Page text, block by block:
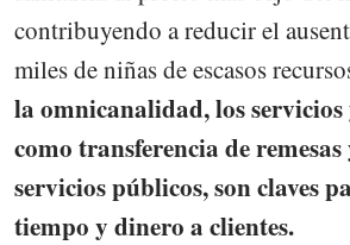
contribuyendo a reducir el
miles de niñas de escasos
la omnicanalidad, los servicios
como transferencia de
servicios públicos, son claves
tiempo y dinero a clientes.